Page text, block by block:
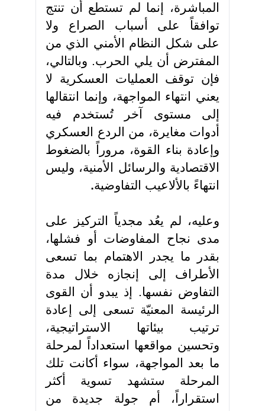
المباشرة، إنما لم تستطع أن تنتج
توافقاً على أسباب الصراع ولا
على شكل النظام الأمني الذي من
المفترض أن يلي الحرب. وبالتالي،
فإن توقف العمليات العسكرية لا
يعني انتهاء المواجهة، وإنما انتقالها
إلى مستوى آخر تُستخدم فيه
أدوات مغايرة، من الردع العسكري
وإعادة بناء القوة، مروراً بالضغوط
الاقتصادية والرسائل الأمنية، وليس
انتهاءً بالألاعيب التفاوضية.
وعليه، لم يعُد مجدياً التركيز على
مدى نجاح المفاوضات أو فشلها،
بقدر ما يجدر الاهتمام بما تسعى
الأطراف إلى إنجازه خلال مدة
التفاوض نفسها. إذ يبدو أن القوى
الرئيسة المعنيّة تسعى إلى إعادة
ترتيب بيئاتها الاستراتيجية،
وتحسين مواقعها استعداداً لمرحلة
ما بعد المواجهة، سواء أكانت تلك
المرحلة ستشهد تسوية أكثر
استقراراً، أم جولة جديدة من